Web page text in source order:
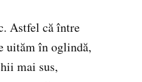
Astfel că între
uităm în oglindă,
mai sus,